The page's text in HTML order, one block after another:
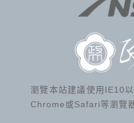
瀏覽本站建議使用IE10
Chrome或Safari等瀏覽